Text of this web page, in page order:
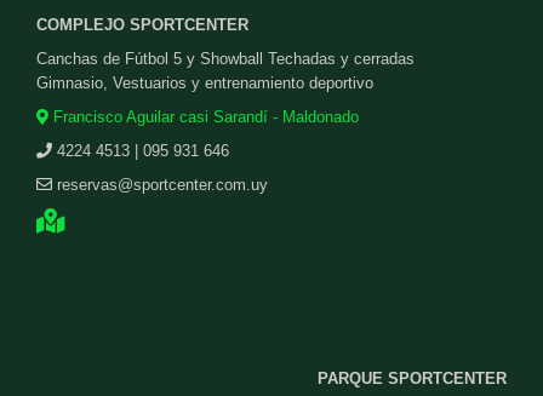
COMPLEJO SPORTCENTER
Canchas de Fútbol 5 y Showball Techadas y cerradas
Gimnasio, Vestuarios y entrenamiento deportivo
Francisco Aguilar casi Sarandí - Maldonado
4224 4513 | 095 931 646
reservas@sportcenter.com.uy
PARQUE SPORTCENTER